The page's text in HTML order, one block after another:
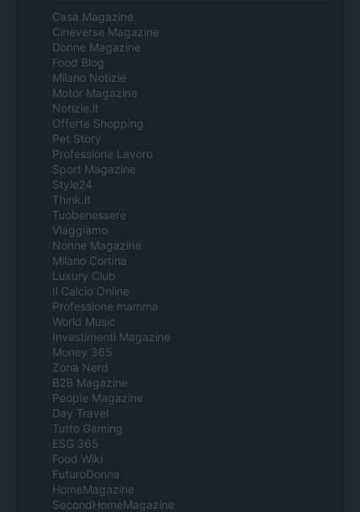
Casa Magazine
Cineverse Magazine
Donne Magazine
Food Blog
Milano Notizie
Motor Magazine
Notizie.it
Offerte Shopping
Pet Story
Professione Lavoro
Sport Magazine
Style24
Think.it
Tuobenessere
Viaggiamo
Nonne Magazine
Milano Cortina
Luxury Club
Il Calcio Online
Professione mamma
World Music
Investimenti Magazine
Money 365
Zona Nerd
B2B Magazine
People Magazine
Day Travel
Tutto Gaming
ESG 365
Food Wiki
FuturoDonna
HomeMagazine
SecondHomeMagazine